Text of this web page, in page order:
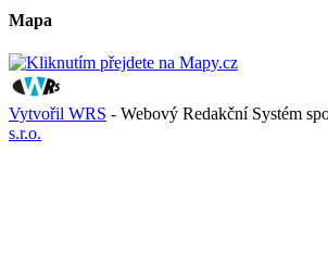
Mapa
Vytvořil WRS - Webový Redakční Systém
s.r.o.